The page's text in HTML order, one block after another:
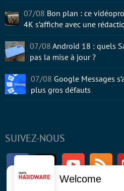
SUIVEZ-NOUS
FacebookTwitter Youtube
07/08 Bon plan : ce
4K s’affiche avec une
07/08 Android 18 : quels
pas la mise à jour ?
07/08 Google Messages
plus gros défauts
Welcome